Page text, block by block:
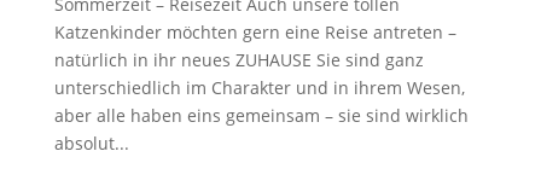
Katzenkinder möchten gern eine Reise antreten –
natürlich in ihr neues ZUHAUSE Sie sind ganz
unterschiedlich im Charakter und in ihrem Wesen,
aber alle haben eins gemeinsam – sie sind wirklich
absolut...